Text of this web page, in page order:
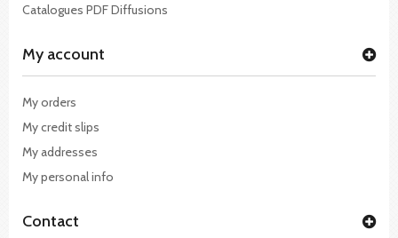
Catalogues PDF Diffusions
My account
My orders
My credit slips
My addresses
My personal info
Contact